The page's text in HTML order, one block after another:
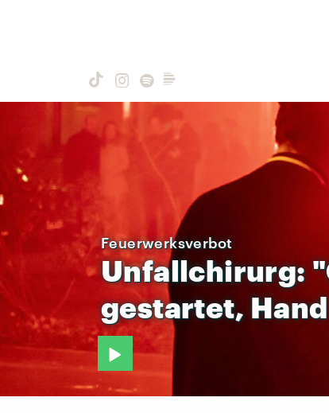
Feuerwerksverbot
Unfallchirurg:
gestartet, Hand